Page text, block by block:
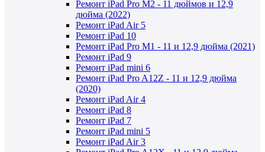
Ремонт iPad Pro M2 - 11 дюймов и 12,9
дюйма (2022)
Ремонт iPad Air 5
Ремонт iPad 10
Ремонт iPad Pro M1 - 11 и 12,9 дюйма (2021)
Ремонт iPad 9
Ремонт iPad mini 6
Ремонт iPad Pro A12Z - 11 и 12,9 дюйма
(2020)
Ремонт iPad Air 4
Ремонт iPad 8
Ремонт iPad 7
Ремонт iPad mini 5
Ремонт iPad Air 3